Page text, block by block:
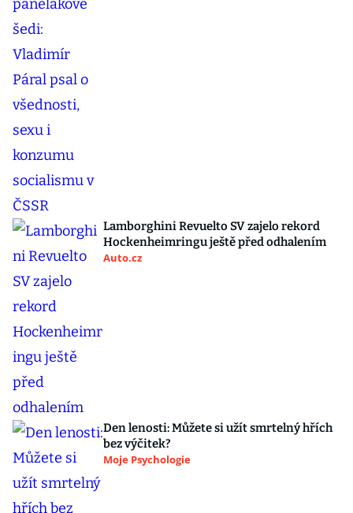
Lamborghini Revuelto SV zajelo rekord
Hockenheimringu ještě před odhalením
Auto.cz
Den lenosti: Můžete si užít smrtelný hřích
bez výčitek?
Moje Psychologie